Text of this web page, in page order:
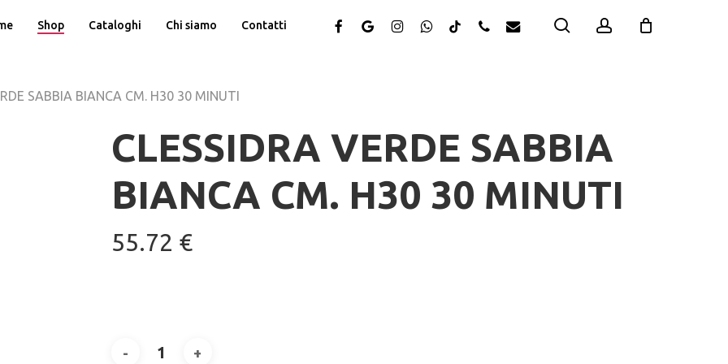
Shop Cataloghi Chi siamo Contatti facebookgoogle-instagramwhatsapp
tiktok phone email search account
SABBIA BIANCA CM. H30 30 MINUTI
CLESSIDRA VERDE SABBIA
BIANCA CM. H30 30 MINUTI
55.72 €